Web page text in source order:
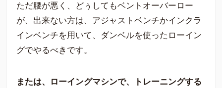
ただ腰が悪く、どぅしてもベントオーバーロー
が、出来ない方は、アジャストベンチかインクラ
インベンチを用いて、ダンベルを使ったローイン
グでやるべきです。
または、ローイングマシンで、トレーニングする